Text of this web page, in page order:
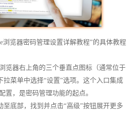
浏览器密码管理设置详解教程”的具体教程
览器右上角的三个垂直点图标（通常位于
拉菜单中选择“设置”选项。这个入口集成
置，是密码管理功能的起点。
底部，找到并点击“高级”按钮展开更多